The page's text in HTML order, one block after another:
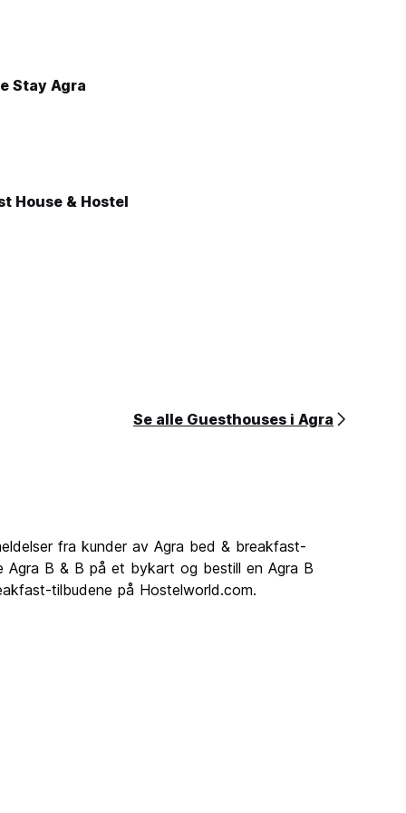
Stay Agra
House & Hostel
Se alle Guesthouses i Agra
fra kunder av Agra bed & breakfast-
Agra B & B på et bykart og bestill en Agra B
tilbudene på Hostelworld.com.